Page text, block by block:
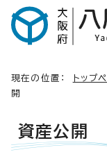
現在の位置： トップ
開
資産公開